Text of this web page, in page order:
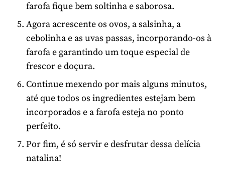
farofa fique bem soltinha e saborosa.
Agora acrescente os ovos, a salsinha, a
cebolinha e as uvas passas, incorporando-os à
farofa e garantindo um toque especial de
frescor e doçura.
Continue mexendo por mais alguns minutos,
até que todos os ingredientes estejam bem
incorporados e a farofa esteja no ponto
perfeito.
Por fim, é só servir e desfrutar dessa delícia
natalina!